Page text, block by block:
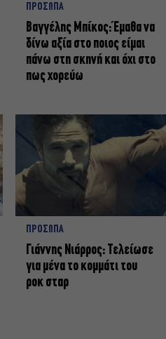
ΠΡΟΣΩΠΑ
Βαγγέλης Μπίκος: Έμαθα να
δίνω αξία στο ποιος είμαι
πάνω στη σκηνή και όχι στο
πως χορεύω
ΠΡΟΣΩΠΑ
Γιάννης Νιάρρος: Τελείωσε
για μένα το κομμάτι του
ροκ σταρ